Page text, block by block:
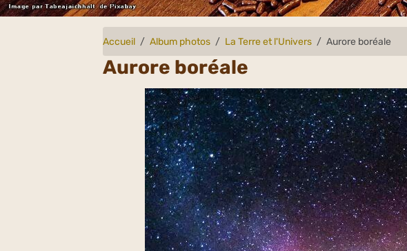
Accueil Album photos La Terre et l'Univers Aurore boréale
Aurore boréale